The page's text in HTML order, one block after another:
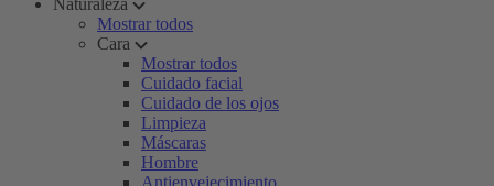
Naturaleza
Mostrar todos
Cara
Mostrar todos
Cuidado facial
Cuidado de los ojos
Limpieza
Máscaras
Hombre
Antienvejecimiento